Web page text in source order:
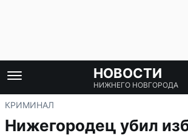
НОВОСТИ
НИЖНЕГО НОВГОРОДА
КРИМИНАЛ
Нижегородец убил